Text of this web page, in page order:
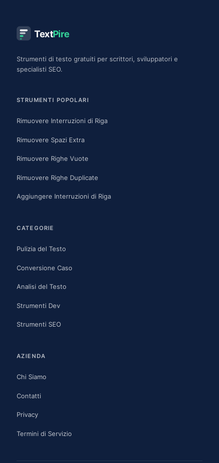
TextPire
Strumenti di testo gratuiti per scrittori, sviluppatori e
specialisti SEO.
STRUMENTI POPOLARI
Rimuovere Interruzioni di Riga
Rimuovere Spazi Extra
Rimuovere Righe Vuote
Rimuovere Righe Duplicate
Aggiungere Interruzioni di Riga
CATEGORIE
Pulizia del Testo
Conversione Caso
Analisi del Testo
Strumenti Dev
Strumenti SEO
AZIENDA
Chi Siamo
Contatti
Privacy
Termini di Servizio